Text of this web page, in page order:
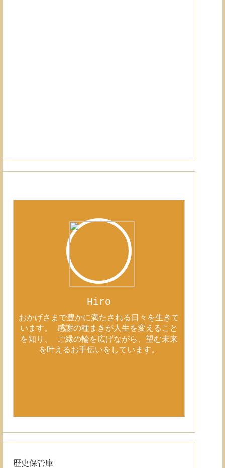
Hiro
おかげさまで豊かに満たされる日々を生きて
います。 感謝の種まきが人生を変えること
を知り、 ご縁の輪を広げながら、望む未来
を叶えるお手伝いをしています。
歴史保管庫